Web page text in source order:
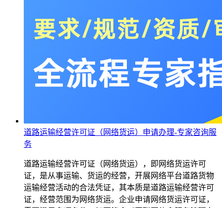
道路运输经营许可证（网络货运）申请办理-专家咨询服
务
道路运输经营许可证（网络货运），即网络货运许可
证，是从事运输、货运的经营，开展网络平台道路货物
运输经营活动的合法凭证，其本质是道路运输经营许可
证，经营范围为网络货运。企业申请网络货运许可证，